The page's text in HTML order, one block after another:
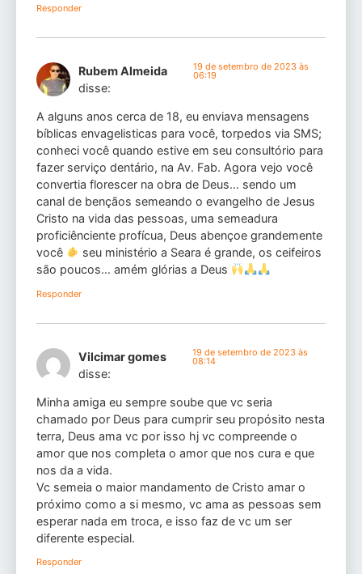
Responder
Rubem Almeida
disse:
19 de setembro de 2023 às
06:19
A alguns anos cerca de 18, eu enviava mensagens
bíblicas envagelisticas para você, torpedos via SMS;
conheci você quando estive em seu consultório para
fazer serviço dentário, na Av. Fab. Agora vejo você
convertia florescer na obra de Deus… sendo um
canal de bençãos semeando o evangelho de Jesus
Cristo na vida das pessoas, uma semeadura
proficiênciente profícua, Deus abençoe grandemente
você
seu ministério a Seara é grande, os ceifeiros
são poucos… amém glórias a Deus
Responder
Vilcimar gomes
disse:
19 de setembro de 2023 às
08:14
Minha amiga eu sempre soube que vc seria
chamado por Deus para cumprir seu propósito nesta
terra, Deus ama vc por isso hj vc compreende o
amor que nos completa o amor que nos cura e que
nos da a vida.
Vc semeia o maior mandamento de Cristo amar o
próximo como a si mesmo, vc ama as pessoas sem
esperar nada em troca, e isso faz de vc um ser
diferente especial.
Responder